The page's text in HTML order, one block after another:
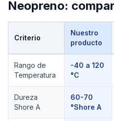
Neopreno:
Criterio
Nuestro
producto
Rango de
Temperatura
-40 a 120
°C
Dureza
Shore A
60-70
°Shore A